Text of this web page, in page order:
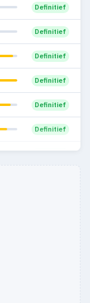
Definitief
Definitief
Definitief
Definitief
Definitief
Definitief